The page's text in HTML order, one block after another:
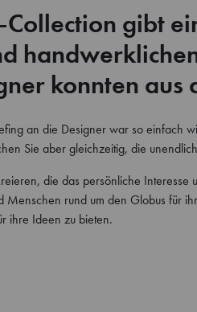
Collection gibt
konnten aus
an die Designer war so einfach
Sie aber gleichzeitig, die
die das persönliche Interesse
rund um den Globus für
ihre Ideen zu bieten.